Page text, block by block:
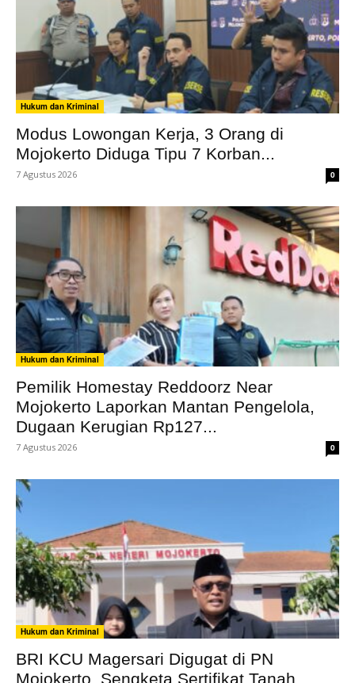
Hukum dan Kriminal
Modus Lowongan Kerja, 3 Orang di
Mojokerto Diduga Tipu 7 Korban...
7 Agustus 2026 0
Hukum dan Kriminal
Pemilik Homestay Reddoorz Near
Mojokerto Laporkan Mantan Pengelola,
Dugaan Kerugian Rp127...
7 Agustus 2026 0
Hukum dan Kriminal
BRI KCU Magersari Digugat di PN
Mojokerto, Sengketa Sertifikat Tanah